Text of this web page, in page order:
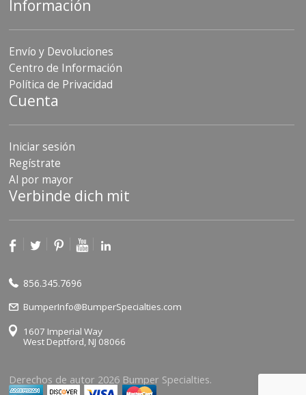
Información
Envío y Devoluciones
Centro de Información
Política de Privacidad
Cuenta
Iniciar sesión
Regístrate
Al por mayor
Verbinde dich mit
856.345.7696
BumperInfo@BumperSpecialties.com
1607 Imperial Way
West Deptford, NJ 08066
Derechos de autor 2026 Bumper Specialties.